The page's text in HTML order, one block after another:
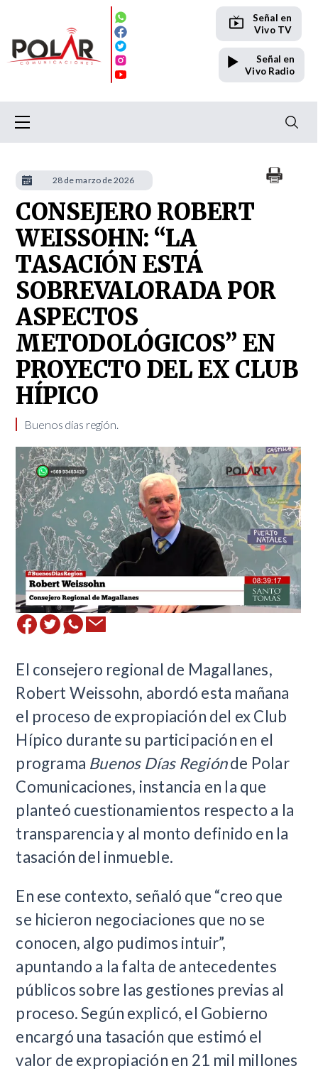
Señal en
Vivo TV
Señal en
Vivo Radio
CONSEJERO ROBERT
WEISSOHN: “LA
TASACIÓN ESTÁ
SOBREVALORADA POR
ASPECTOS
METODOLÓGICOS” EN
PROYECTO DEL EX CLUB
HÍPICO
Buenos días región.
El consejero regional de Magallanes,
Robert Weissohn, abordó esta mañana
el proceso de expropiación del ex Club
Hípico durante su participación en el
programa Buenos Días Regiónde Polar
Comunicaciones, instancia en la que
planteó cuestionamientos respecto a la
transparencia y al monto definido en la
tasación del inmueble.
En ese contexto, señaló que “creo que
se hicieron negociaciones que no se
conocen, algo pudimos intuir”,
apuntando a la falta de antecedentes
públicos sobre las gestiones previas al
proceso. Según explicó, el Gobierno
encargó una tasación que estimó el
valor de expropiación en 21 mil millones
28 de marzo de 2026